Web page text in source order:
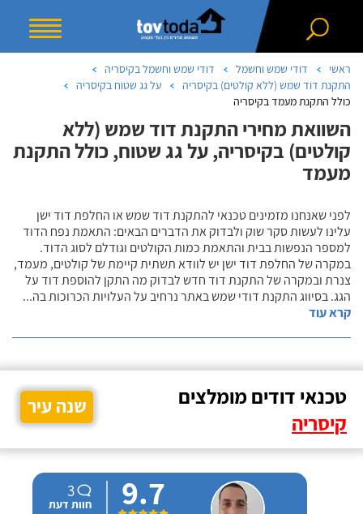
ראשי דודי שמש וחשמל
דודי שמש וחשמל בקיסריה
התקנת דוד שמש (ללא קולטים) בקיסריה
על גג שטוח בקיסריה
כולל התקנת מעמד בקיסריה
השוואת מחירי התקנת דוד שמש (ללא
קולטים) בקיסריה, על גג שטוח, כולל התקנת
מעמד
לפני שאנחנו מזמינים טכנאי להתקנת דוד שמש או החלפת דוד ישן
עלינו לעשות סקר שוק ולבדוק את הדברים הבאים: התאמת נפח הדוד
למספר הנפשות בבית והתאמת כמות הקולטים וגודלם לסוג הדוד.
במקרה של החלפת דוד ישן יש לוודא תשתית קיימת של קולטים, מעמד,
צנרת ובמקרה של התקנת דוד חדש לבדוק מה התקן להוספת דוד על
הגג. בסיווג התקנת דודי שמש באתר נרחיב על העלויות הכרוכות בה...
קרא עוד
טכנאי דודים מומלצים
קיסריה
שנה עיר
9.7
3
חוות דעת